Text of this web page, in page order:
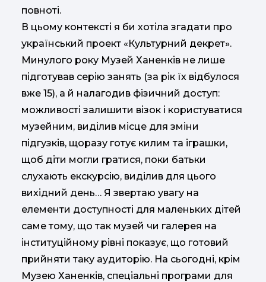
повноті.
В цьому контексті я би хотіла згадати про
український проект «Культурний декрет».
Минулого року Музей Ханенків не лише
підготував серію занять (за рік їх відбулося
вже 15), а й налагодив фізичний доступ:
можливості залишити візок і користуватися
музейним, виділив місце для зміни
підгузків, щоразу готує килим та іграшки,
щоб діти могли гратися, поки батьки
слухають екскурсію, виділив для цього
вихідний день… Я звертаю увагу на
елементи доступності для маленьких дітей
саме тому, що так музей чи галерея на
інституційному рівні показує, що готовий
прийняти таку аудиторію. На сьогодні, крім
Музею Ханенків, спеціальні програми для